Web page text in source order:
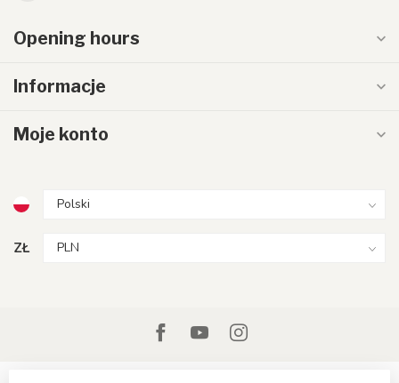
Opening hours
Informacje
Moje konto
ZŁ